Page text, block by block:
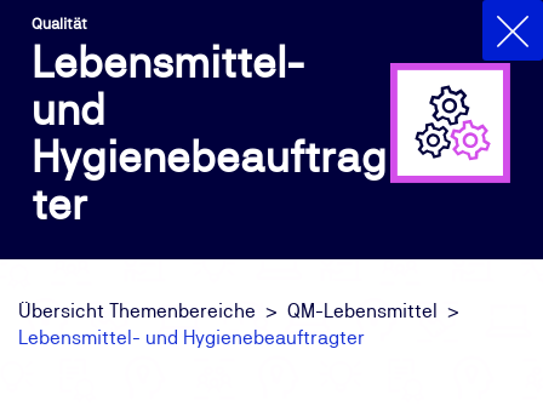
Qualität
Lebensmittel-
und
Hygienebeauftrag
ter
Übersicht Themenbereiche
QM-Lebensmittel
Lebensmittel- und Hygienebeauftragter